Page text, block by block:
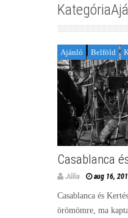
Ajánló Belföld
Casablanca
Júlia aug 16,
Casablanca és
örömömre, ma